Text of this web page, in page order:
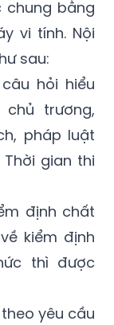
chung bằng
vi tính. Nội
sau:
hỏi hiểu
trương,
pháp luật
gian thi
định chất
kiểm định
thì được
yêu cầu